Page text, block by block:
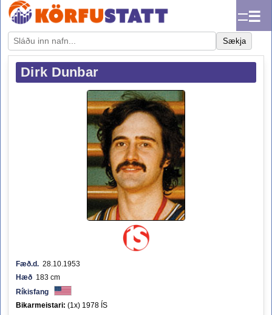
☰
Sækja
Dirk Dunbar
Fæð.d. 28.10.1953
Hæð 183 cm
Ríkisfang
Bikarmeistari: (1x) 1978 ÍS